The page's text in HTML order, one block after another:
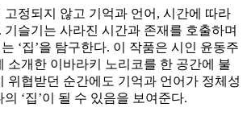
고정되지 않고 기억과 언어, 시간에 따라
기슬기는 사라진 시간과 존재를 호출하며
‘집’을 탐구한다. 이 작품은 시인 윤동주
소개한 이바라키 노리코를 한 공간에 불
위협받던 순간에도 기억과 언어가 정체성
‘집’이 될 수 있음을 보여준다.